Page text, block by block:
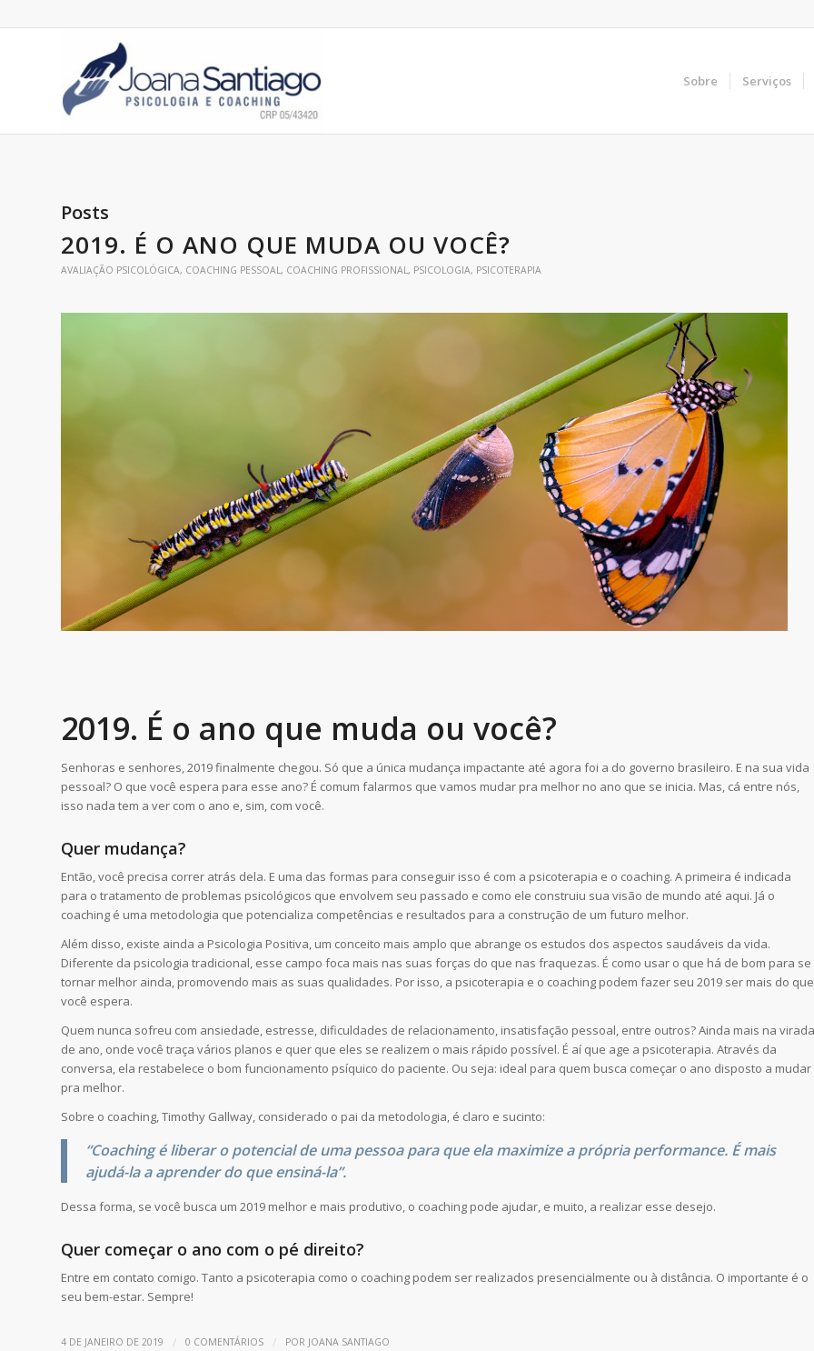
Sobre Serviços
Posts
2019. É O ANO QUE MUDA OU VOCÊ?
AVALIAÇÃO PSICOLÓGICA, COACHING PESSOAL, COACHING PROFISSIONAL, PSICOLOGIA, PSICOTERAPIA
2019. É o ano que muda ou você?
Senhoras e senhores, 2019 finalmente chegou. Só que a única mudança impactante até agora foi a do governo brasileiro. E na sua vida
pessoal? O que você espera para esse ano? É comum falarmos que vamos mudar pra melhor no ano que se inicia. Mas, cá entre nós,
isso nada tem a ver com o ano e, sim, com você.
Quer mudança?
Então, você precisa correr atrás dela. E uma das formas para conseguir isso é com a psicoterapia e o coaching. A primeira é indicada
para o tratamento de problemas psicológicos que envolvem seu passado e como ele construiu sua visão de mundo até aqui. Já o
coaching é uma metodologia que potencializa competências e resultados para a construção de um futuro melhor.
Além disso, existe ainda a Psicologia Positiva, um conceito mais amplo que abrange os estudos dos aspectos saudáveis da vida.
Diferente da psicologia tradicional, esse campo foca mais nas suas forças do que nas fraquezas. É como usar o que há de bom para se
tornar melhor ainda, promovendo mais as suas qualidades. Por isso, a psicoterapia e o coaching podem fazer seu 2019 ser mais do que
você espera.
Quem nunca sofreu com ansiedade, estresse, dificuldades de relacionamento, insatisfação pessoal, entre outros? Ainda mais na virada
de ano, onde você traça vários planos e quer que eles se realizem o mais rápido possível. É aí que age a psicoterapia. Através da
conversa, ela restabelece o bom funcionamento psíquico do paciente. Ou seja: ideal para quem busca começar o ano disposto a mudar
pra melhor.
Sobre o coaching, Timothy Gallway, considerado o pai da metodologia, é claro e sucinto:
“Coaching é liberar o potencial de uma pessoa para que ela maximize a própria performance. É mais
ajudá-la a aprender do que ensiná-la”.
Dessa forma, se você busca um 2019 melhor e mais produtivo, o coaching pode ajudar, e muito, a realizar esse desejo.
Quer começar o ano com o pé direito?
Entre em contato comigo. Tanto a psicoterapia como o coaching podem ser realizados presencialmente ou à distância. O importante é o
seu bem-estar. Sempre!
4 DE JANEIRO DE 2019 / 0 COMENTÁRIOS / POR JOANA SANTIAGO